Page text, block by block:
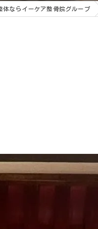
体ならイーケア整骨院グループ